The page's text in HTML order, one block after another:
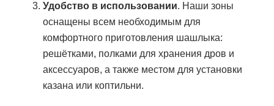
Удобство в использовании. Наши зоны
оснащены всем необходимым для
комфортного приготовления шашлыка:
решётками, полками для хранения дров и
аксессуаров, а также местом для установки
казана или коптильни.